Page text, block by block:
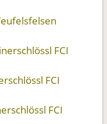
FCI
FCI
FCI